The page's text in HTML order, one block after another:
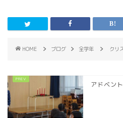
HOME ブログ 全学年 クリ
アドベン